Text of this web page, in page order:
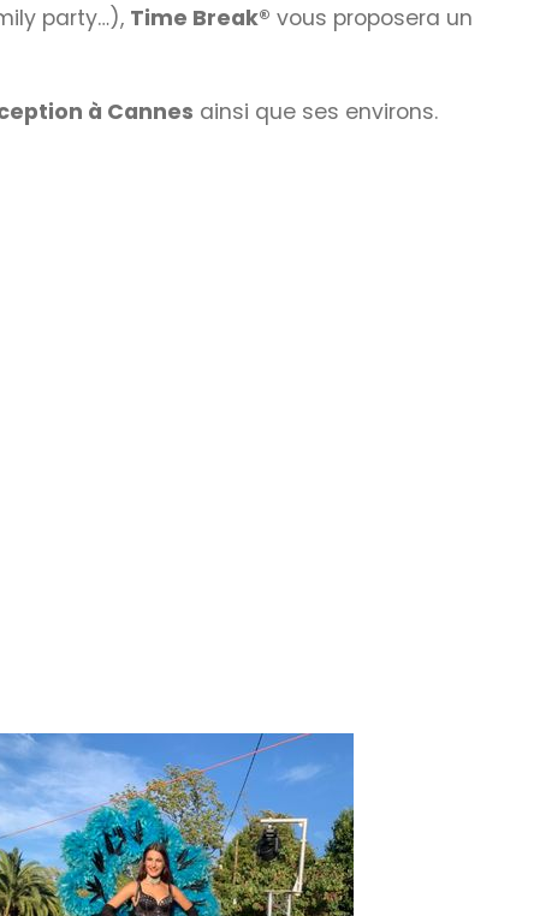
party…), Time Break® vous proposera un
à Cannes ainsi que ses environs.